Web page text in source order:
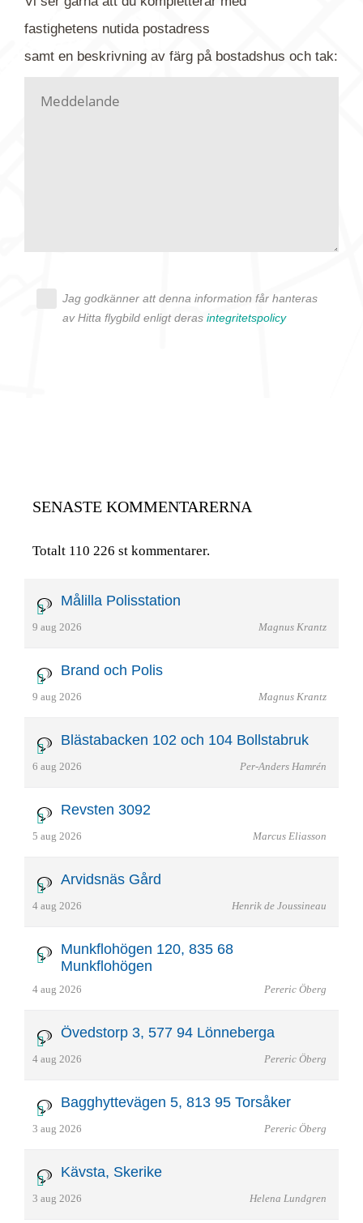
kontaktar dig så fort vi kan, givetvis utan
fastighetens nutidapostadress
samt en beskrivning av färg på bostadshus och tak:
Jag godkänner att denna information får hanteras
av Hitta flygbild enligt deras integritetspolicy
SENASTE KOMMENTARERNA
Totalt 110 226 st kommentarer.
Målilla Polisstation
9 aug 2026 Magnus Krantz
Brand och Polis
9 aug 2026 Magnus Krantz
Blästabacken 102 och 104 Bollstabruk
6 aug 2026 Per-Anders Hamrén
Revsten 3092
5 aug 2026 Marcus Eliasson
Arvidsnäs Gård
4 aug 2026 Henrik de Joussineau
Munkflohögen 120, 835 68
Munkflohögen
4 aug 2026 Pereric Öberg
Övedstorp 3, 577 94 Lönneberga
4 aug 2026 Pereric Öberg
Bagghyttevägen 5, 813 95 Torsåker
3 aug 2026 Pereric Öberg
Kävsta, Skerike
3 aug 2026 Helena Lundgren